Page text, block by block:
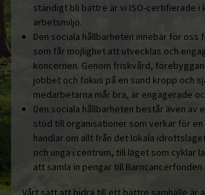
ständigt bli bättre är vi ISO-certifierade i
arbetsmiljö.
Den sociala hållbarheten innebär för oss
som får möjlighet att utvecklas och
koncernen. Genom friskvård,
jobbet och fokus på en sund kropp och
medarbetarna mår bra, är engagerade
Den sociala hållbarheten består även av
stöd till organisationer som verkar för
handlar om allt från det lokala
och unga i centrum, till laget som cyklar
att samla in pengar till Barncancerfonden.
Vårt sätt att bidra till ett bättre samhälle är